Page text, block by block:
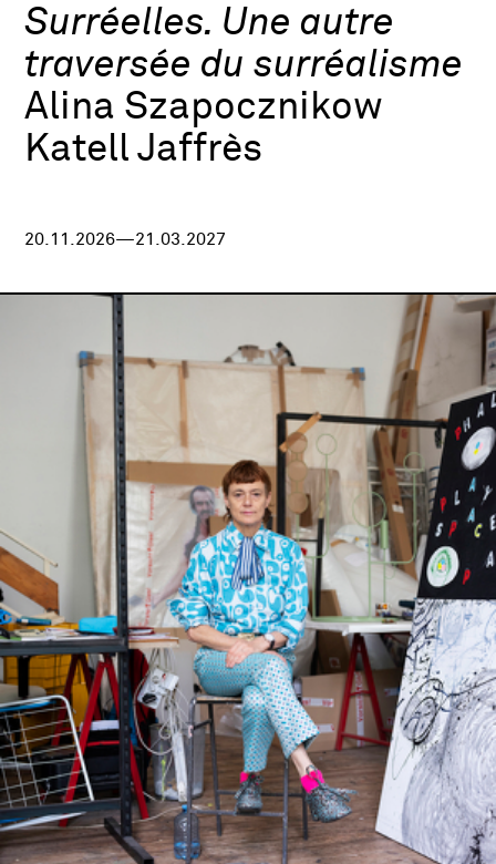
Surréelles. Une autre
traversée du surréalisme
Alina Szapocznikow
Katell Jaffrès
20.11.2026—21.03.2027